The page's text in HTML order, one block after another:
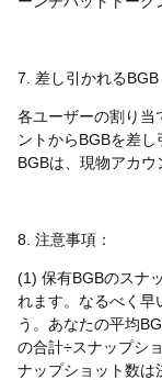
7. 差し引かれるBGB
各ユーザーの割り当
ントからBGBを差
BGBは、現物アカウ
8. 注意事項：
(1) 保有BGBのスナ
れます。なるべく早
う。あなたの平均
の合計÷スナップシ
ナップショット数は